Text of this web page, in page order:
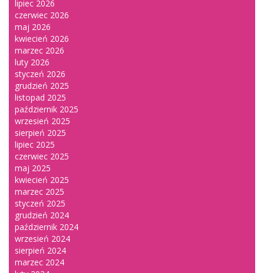
lipiec 2026
czerwiec 2026
maj 2026
kwiecień 2026
marzec 2026
luty 2026
styczeń 2026
grudzień 2025
listopad 2025
październik 2025
wrzesień 2025
sierpień 2025
lipiec 2025
czerwiec 2025
maj 2025
kwiecień 2025
marzec 2025
styczeń 2025
grudzień 2024
październik 2024
wrzesień 2024
sierpień 2024
marzec 2024